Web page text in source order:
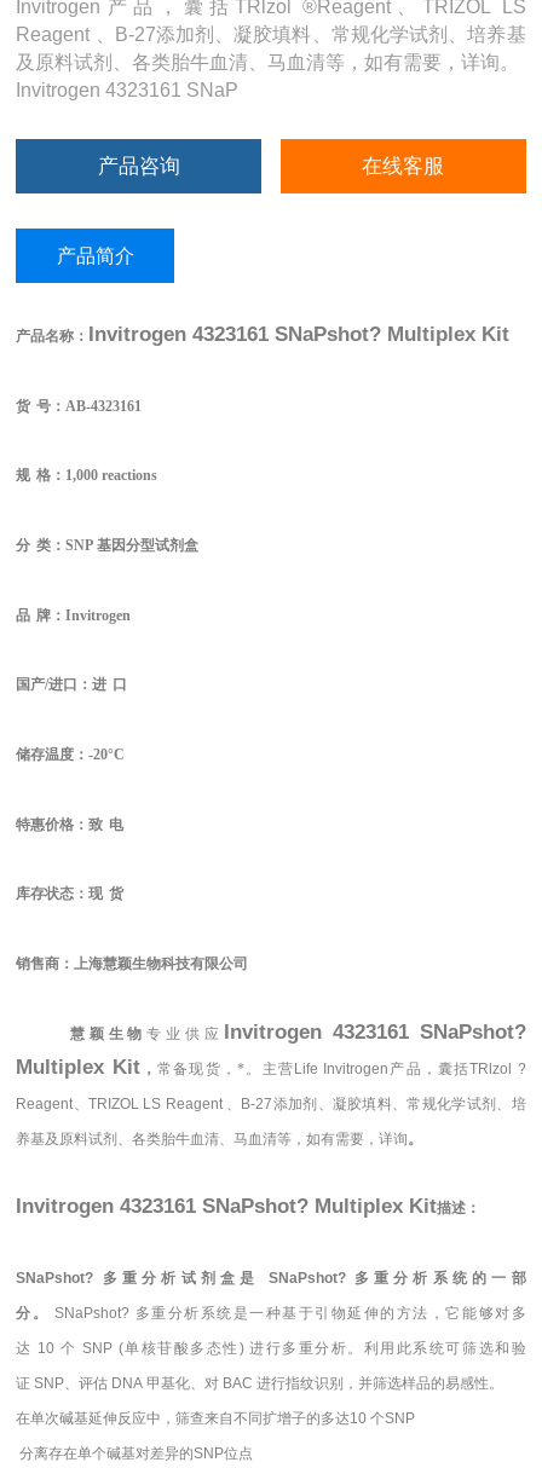
Invitrogen产品，囊括TRlzol ®Reagent、TRIZOL LS
Reagent 、B-27添加剂、凝胶填料、常规化学试剂、培养基
及原料试剂、各类胎牛血清、马血清等，如有需要，详询。
Invitrogen 4323161 SNaP
产品咨询 在线客服
产品简介
产品名称： Invitrogen 4323161 SNaPshot? Multiplex Kit
货 号：AB-4323161
规 格：1,000 reactions
分 类：SNP 基因分型试剂盒
品 牌：Invitrogen
国产/进口：进 口
储存温度：-20°C
特惠价格：致 电
库存状态：现 货
销售商：上海慧颖生物科技有限公司
慧颖生物专业供应 Invitrogen 4323161 SNaPshot?
Multiplex Kit，常备现货，*。主营Life Invitrogen 产品，囊括TRlzol ?
Reagent、TRIZOL LS Reagent 、B-27添加剂、凝胶填料、常规化学试剂、培
养基及原料试剂、各类胎牛血清、马血清等，如有需要，详询。
Invitrogen 4323161 SNaPshot? Multiplex Kit描述 ：
SNaPshot? 多重分析试剂盒是 SNaPshot? 多重分析系统的一部
分。SNaPshot? 多重分析系统是一种基于引物延伸的方法，它能够对多
达 10 个 SNP (单核苷酸多态性) 进行多重分析。利用此系统可筛选和验
证 SNP、评估 DNA 甲基化、对 BAC 进行指纹识别，并筛选样品的易感性。
在单次碱基延伸反应中，筛查来自不同扩增子的多达10 个SNP
分离存在单个碱基对差异的SNP位点